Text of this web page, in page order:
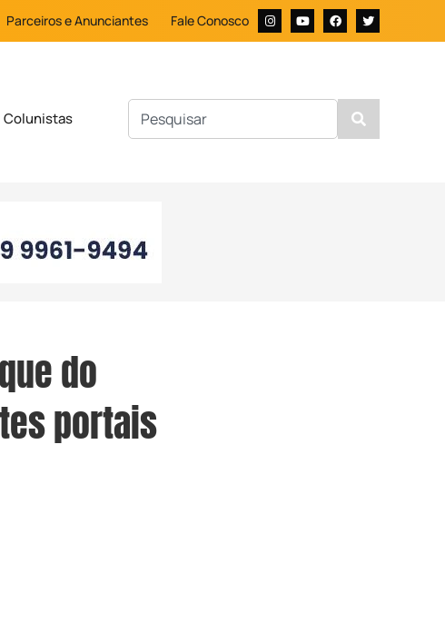
Parceiros e Anunciantes Fale Conosco
Colunistas
do
portais